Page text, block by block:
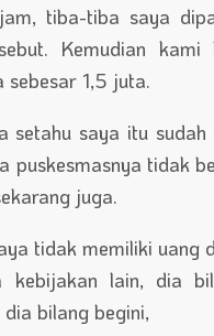
tiba-tiba saya
Kemudian
sebesar 1,5 juta.
setahu saya itu
puskesmasnya tidak
juga.
tidak memiliki uang
kebijakan lain, dia
bilang begini,